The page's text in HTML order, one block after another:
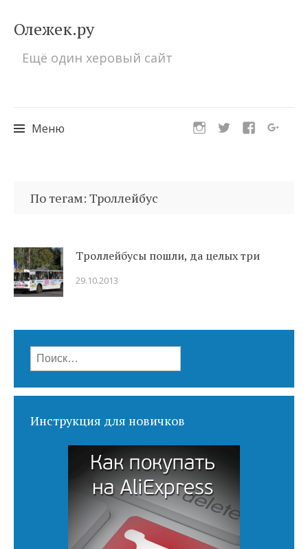
Олежек.ру
Ещё один херовый сайт
Меню
кПо тегам: Троллейбус
Троллейбусы пошли, да целых три
29.10.2013
Найти:
Инструкция для новичков